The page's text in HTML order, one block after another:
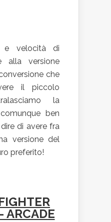
e velocità di
alla versione
che
il piccolo
la
ben
di avere fra
versione del
preferito!
ARCADE